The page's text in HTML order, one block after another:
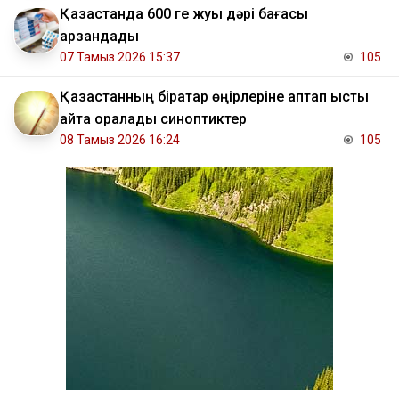
Қазақстанда 600 ге жуық дәрі бағасы
арзандады
07 Тамыз 2026 15:37 105
Қазақстанның бірқатар өңірлеріне аптап ыстық
қайта оралады синоптиктер
08 Тамыз 2026 16:24 105